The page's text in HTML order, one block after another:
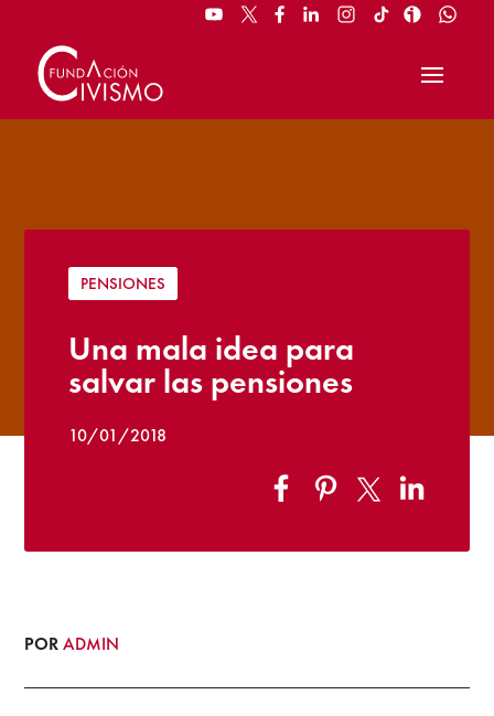
PENSIONES
Una mala idea para
salvar las pensiones
10/01/2018
PORADMIN